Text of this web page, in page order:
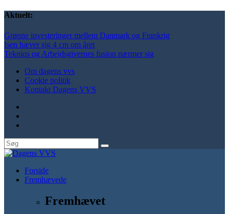
Aktuelt:
Grønne investeringer mellem Danmark og Frankrig
Isen hæver sig 4 cm om året
Tekniqs og Arbejdsgivernes fusion nærmer sig
Om dagens vvs
Cookie politik
Kontakt Dagens VVS
Forside
Fremhævede
Fremhævet